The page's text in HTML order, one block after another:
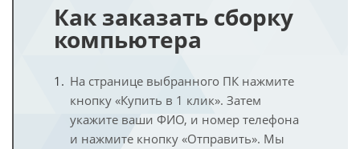
Как заказать сборку
компьютера
На странице выбранного ПК нажмите
кнопку «Купить в 1 клик». Затем
укажите ваши ФИО, и номер телефона
и нажмите кнопку «Отправить». Мы